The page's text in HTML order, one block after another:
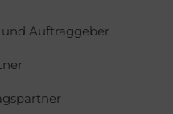
Auftraggeber